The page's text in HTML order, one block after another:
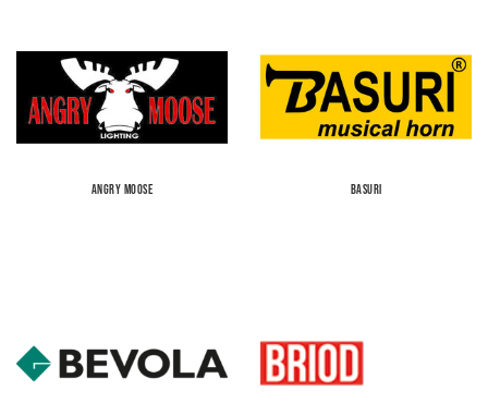
ANGRY MOOSE BASURI